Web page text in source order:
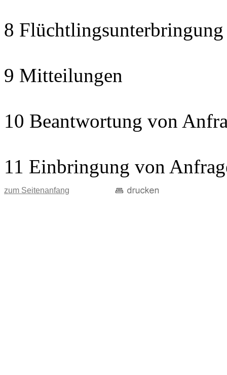
8
9 Mitteilungen
10 Beantwortung von
11 Einbringung von
zum Seitenanfang